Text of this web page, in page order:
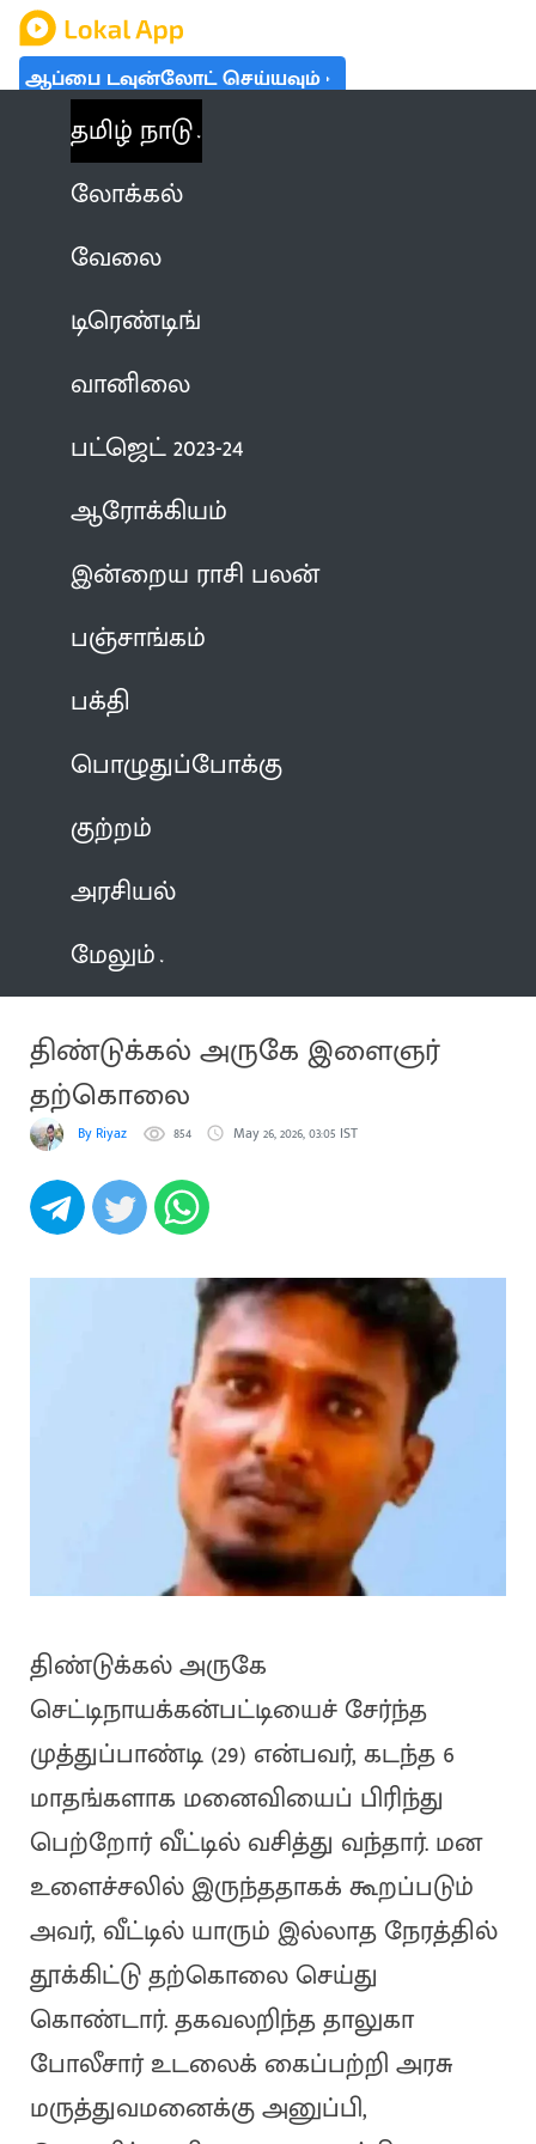
ஆப்பை டவுன்லோட் செய்யவும்
தமிழ் நாடு
லோக்கல்
வேலை
டிரெண்டிங்
வானிலை
பட்ஜெட் 2023-24
ஆரோக்கியம்
இன்றைய ராசி பலன்
பஞ்சாங்கம்
பக்தி
பொழுதுப்போக்கு
குற்றம்
அரசியல்
மேலும்
திண்டுக்கல் அருகே இளைஞர்
தற்கொலை
By Riyaz 854 May 26, 2026, 03:05 IST
திண்டுக்கல் அருகே
செட்டிநாயக்கன்பட்டியைச் சேர்ந்த
முத்துப்பாண்டி (29) என்பவர், கடந்த 6
மாதங்களாக மனைவியைப் பிரிந்து
பெற்றோர் வீட்டில் வசித்து வந்தார். மன
உளைச்சலில் இருந்ததாகக் கூறப்படும்
அவர், வீட்டில் யாரும் இல்லாத நேரத்தில்
தூக்கிட்டு தற்கொலை செய்து
கொண்டார். தகவலறிந்த தாலுகா
போலீசார் உடலைக் கைப்பற்றி அரசு
மருத்துவமனைக்கு அனுப்பி,